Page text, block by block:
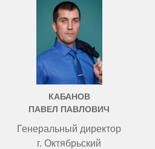
КАБАНОВ
ПАВЕЛ ПАВЛОВИЧ
Генеральный директор
г. Октябрьский